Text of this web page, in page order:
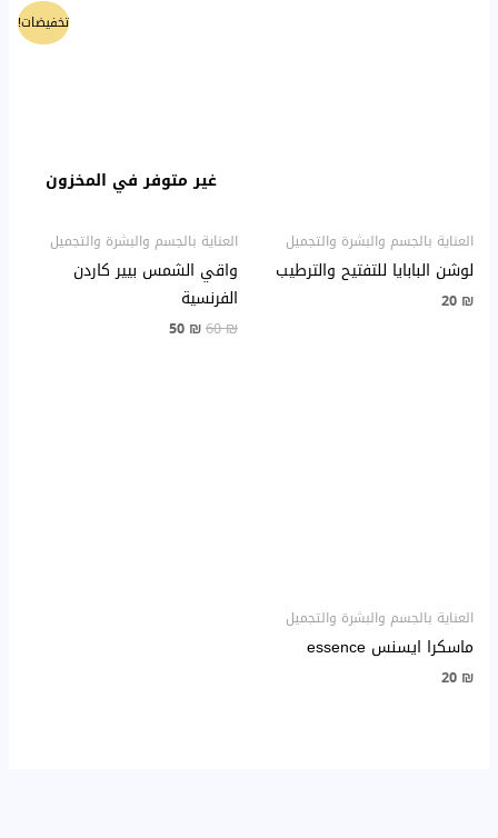
العناية بالجسم والبشرة والتجميل
لوشن البابايا للتفتيح والترطيب
20 ₪
تخفيضات!
غير متوفر في المخزون
العناية بالجسم والبشرة والتجميل
واقي الشمس بيير كاردن
الفرنسية
60₪
50 ₪
العناية بالجسم والبشرة والتجميل
ماسكرا ايسنس essence
20 ₪